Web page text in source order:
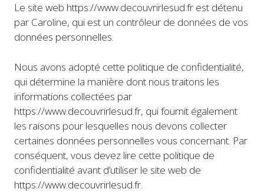
Le site web https://www.decouvrirlesud.fr est détenu
par Caroline, qui est un contrôleur de données de vos
données personnelles.
Nous avons adopté cette politique de confidentialité,
qui détermine la manière dont nous traitons les
informations collectées par
https://www.decouvrirlesud.fr, qui fournit également
les raisons pour lesquelles nous devons collecter
certaines données personnelles vous concernant. Par
conséquent, vous devez lire cette politique de
confidentialité avant d’utiliser le site web de
https://www.decouvrirlesud.fr.